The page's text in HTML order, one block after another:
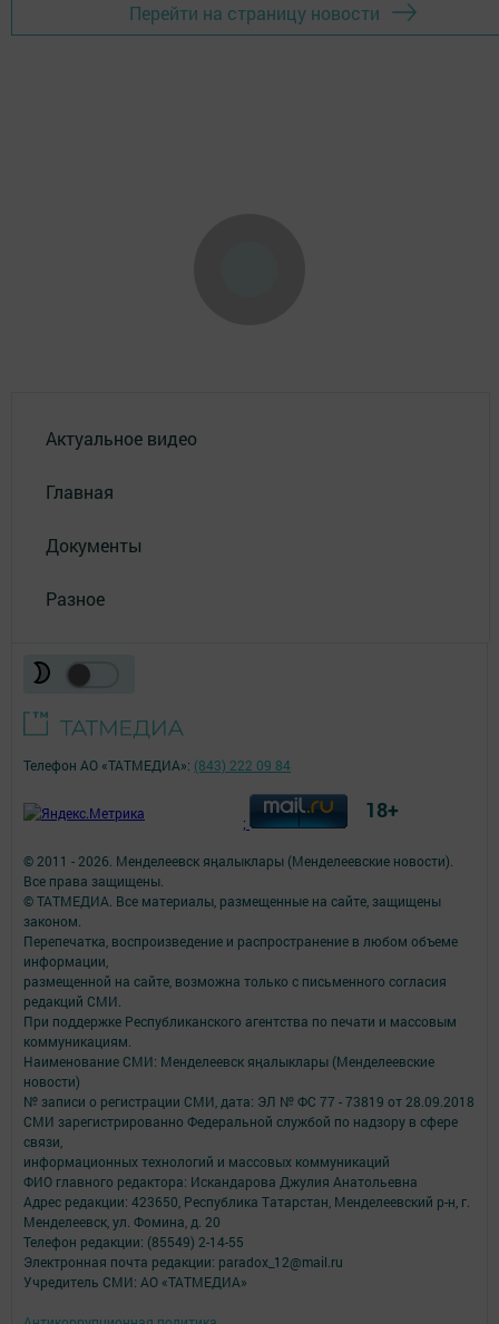
Перейти на страницу новости
Актуальное видео
Главная
Документы
Разное
© 2011 - 2026. Менделеевск яӊалыклары (Менделеевские новости).
Все права защищены.
© ТАТМЕДИА. Все материалы, размещенные на сайте, защищены
законом.
Перепечатка, воспроизведение и распространение в любом объеме
информации,
размещенной на сайте, возможна только с письменного согласия
редакций СМИ.
При поддержке Республиканского агентства по печати и массовым
коммуникациям.
Наименование СМИ: Менделеевск яӊалыклары (Менделеевские
новости)
№ записи о регистрации СМИ, дата: ЭЛ № ФС 77 - 73819 от 28.09.2018
СМИ зарегистрированно Федеральной службой по надзору в сфере
связи,
информационных технологий и массовых коммуникаций
ФИО главного редактора: Искандарова Джулия Анатольевна
Адрес редакции: 423650, Республика Татарстан, Менделеевский р-н, г.
Менделеевск, ул. Фомина, д. 20
Телефон редакции: (85549) 2-14-55
Электронная почта редакции: paradox_12@mail.ru
Учредитель СМИ: АО «ТАТМЕДИА»
Телефон АО «ТАТМЕДИА»: (843) 222 09 84
; 18+